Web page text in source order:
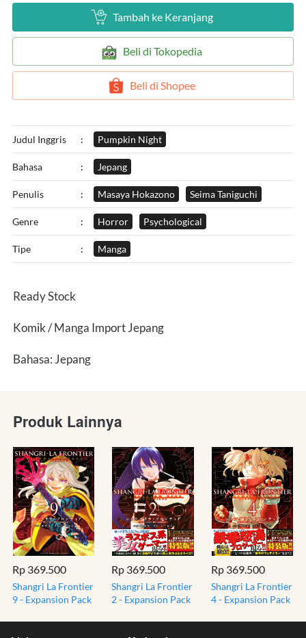
` Tambah ke Keranjang
` Beli di Tokopedia
` Beli di Shopee
Judul Inggris : Pumpkin Night
Bahasa : Jepang
Penulis : Masaya Hokazono Seima Taniguchi
Genre : Horror Psychological
Tipe : Manga
Ready Stock
Komik / Manga Import Jepang
Bahasa: Jepang
Produk Lainnya
Rp 369.500
Shangri La Frontier
9 - Expansion Pack
Rp 369.500
Shangri La Frontier
2 - Expansion Pack
Rp 369.500
Shangri La Frontier
4 - Expansion Pack